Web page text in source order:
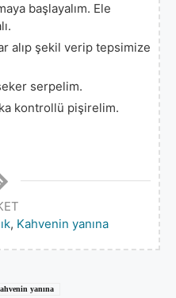
başlayalım. Ele
alıp şekil verip tepsimize
serpelim.
kontrollü pişirelim.
, Kahvenin yanına
yanına